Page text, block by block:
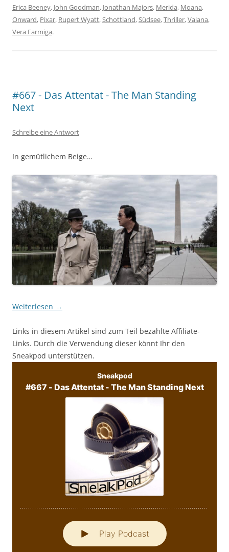
Erica Beeney, John Goodman, Jonathan Majors, Merida, Moana,
Onward, Pixar, Rupert Wyatt,Schottland,Südsee,Thriller,Vaiana,
Vera Farmiga.
#667 - Das Attentat - The Man Standing
Next
Schreibe eine Antwort
In gemütlichem Beige…
Weiterlesen →
Links in diesem Artikel sind zum Teil bezahlte Affiliate-
Links. Durch die Verwendung dieser könnt Ihr den
Sneakpod unterstützen.